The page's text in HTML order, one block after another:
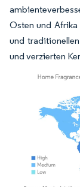
Osten und Afrika
und
und verzierten